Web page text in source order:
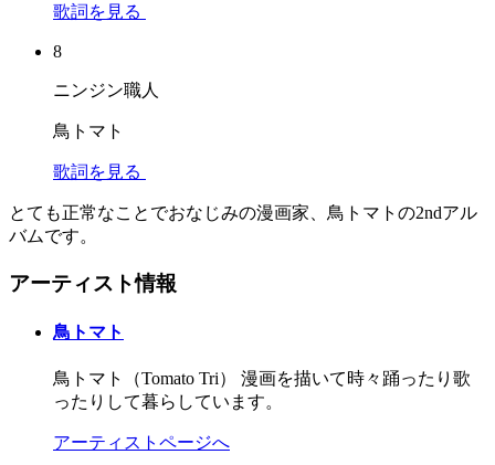
歌詞を見る
8
ニンジン職人
鳥トマト
歌詞を見る
とても正常なことでおなじみの漫画家、鳥トマトの2ndアル
バムです。
アーティスト情報
鳥トマト
鳥トマト（Tomato Tri） 漫画を描いて時々踊ったり歌
ったりして暮らしています。
アーティストページへ